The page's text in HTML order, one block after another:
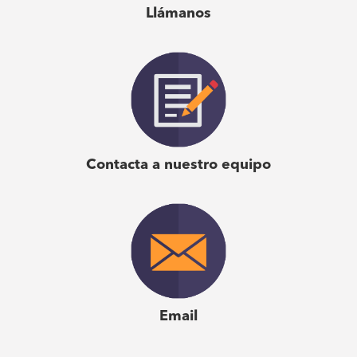
Emergenetics. Es uno de nuestros talleres más
a convertirse en una versión aún mejor de sí mismos.
Se conocen mejor a sí mismos y convierte los juicios
en oportunidades dentro de los equipos”.
| Gerente de Aprendizaje y
Desarrollo, hoteles citizen
Llámanos
Contacta a nuestro equipo
Email